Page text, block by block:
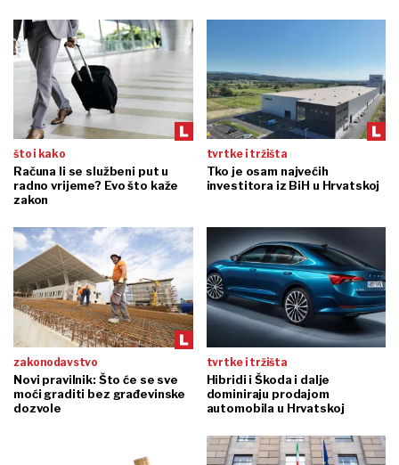
što i kako
Računa li se službeni put u
radno vrijeme? Evo što kaže
zakon
tvrtke i tržišta
Tko je osam najvećih
investitora iz BiH u Hrvatskoj
zakonodavstvo
Novi pravilnik: Što će se sve
moći graditi bez građevinske
dozvole
tvrtke i tržišta
Hibridi i Škoda i dalje
dominiraju prodajom
automobila u Hrvatskoj